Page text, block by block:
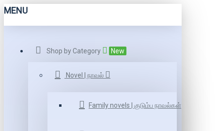
MENU
Shop by Category New
Novel | நாவல்
Family novels | குடும்ப நாவல்கள்